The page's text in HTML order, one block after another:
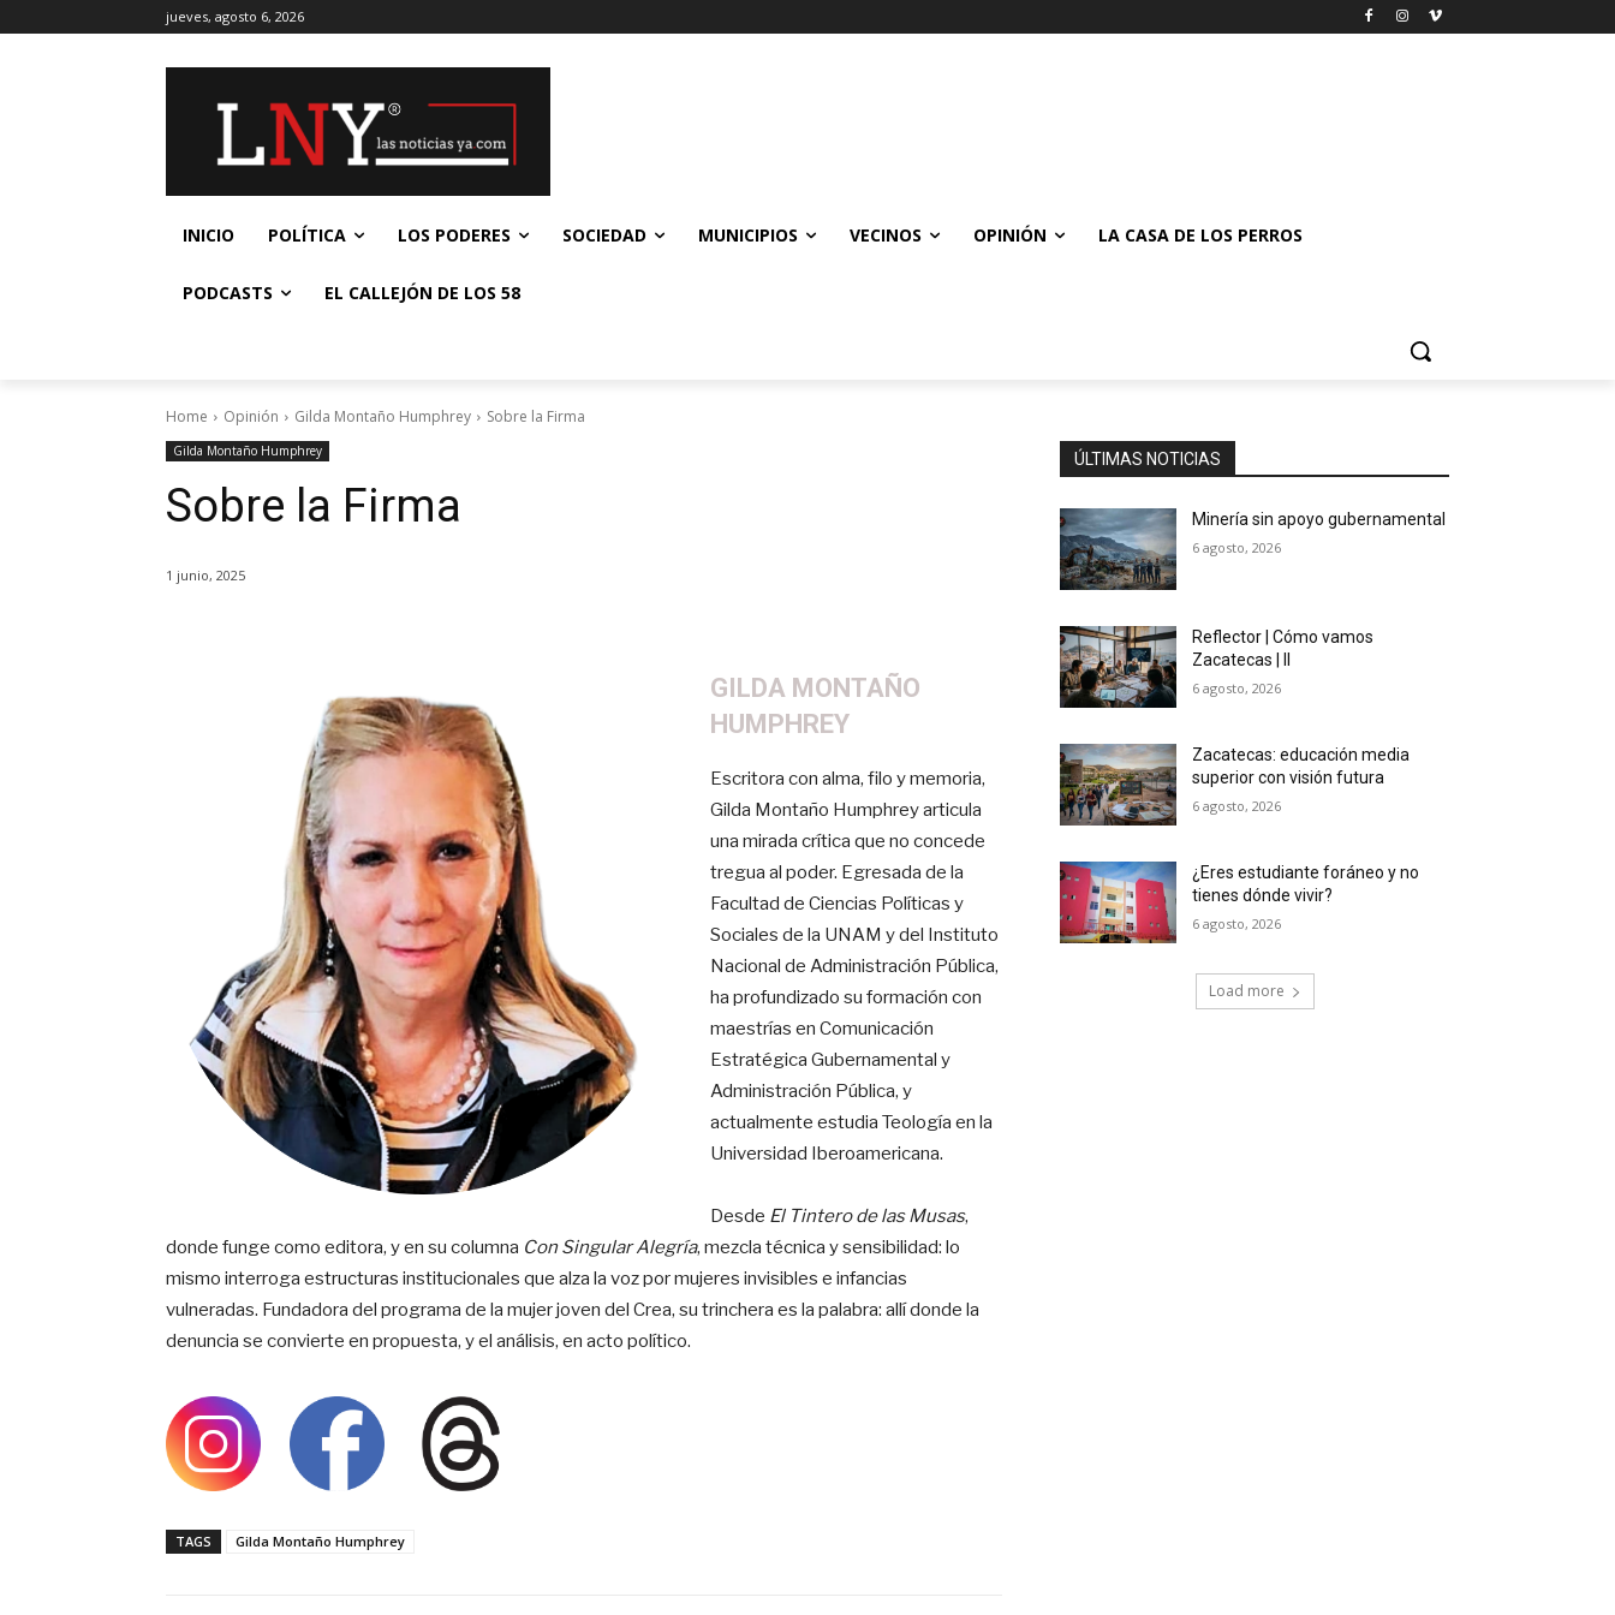
jueves, agosto 6, 2026
INICIO POLÍTICA LOS PODERES SOCIEDAD MUNICIPIOS VECINOS OPINIÓN LA CASA DE LOS PERROS
PODCASTS EL CALLEJÓN DE LOS 58
Home Opinión Gilda Montaño Humphrey Sobre la Firma
Gilda Montaño Humphrey
Sobre la Firma
1 junio, 2025
GILDA MONTAÑO
HUMPHREY
Escritora con alma, filo y memoria,
Gilda Montaño Humphrey articula
una mirada crítica que no concede
tregua al poder. Egresada de la
Facultad de Ciencias Políticas y
Sociales de la UNAM y del Instituto
Nacional de Administración Pública,
ha profundizado su formación con
maestrías en Comunicación
Estratégica Gubernamental y
Administración Pública, y
actualmente estudia Teología en la
Universidad Iberoamericana.
Desde El Tintero de las Musas,
donde funge como editora, y en su columna Con Singular Alegría, mezcla técnica y sensibilidad: lo
mismo interroga estructuras institucionales que alza la voz por mujeres invisibles e infancias
vulneradas. Fundadora del programa de la mujer joven del Crea, su trinchera es la palabra: allí donde la
denuncia se convierte en propuesta, y el análisis, en acto político.
TAGS Gilda Montaño Humphrey
ÚLTIMAS NOTICIAS
Minería sin apoyo gubernamental
6 agosto, 2026
Reflector | Cómo vamos
Zacatecas | II
6 agosto, 2026
Zacatecas: educación media
superior con visión futura
6 agosto, 2026
¿Eres estudiante foráneo y no
tienes dónde vivir?
6 agosto, 2026
Load more